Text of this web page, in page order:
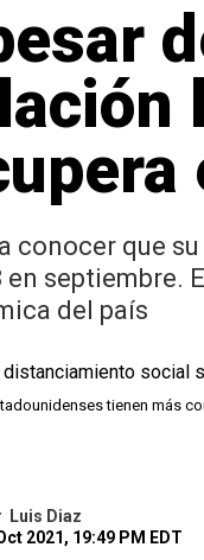
conocer que
en septiembre.
del país
tienen más
Luis Diaz
2021, 19:49 PM EDT